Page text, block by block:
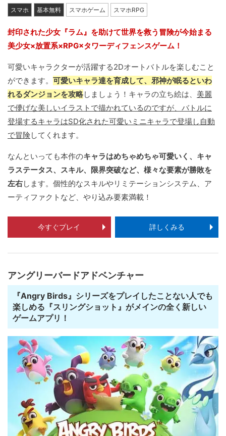
スマホ 基本無料 スマホゲーム スマホRPG
封印された少女『ラム』を助けて世界を救う冒険が今始まる
美少女×放置系×RPG×タワーディフェンスゲーム！
可愛いキャラクターが活躍する2Dオートバトルを楽しむこと
ができます。 可愛いキャラ達を育成して、邪神が眠るといわ
れるダンジョンを攻略しましょう！キャラの立ち絵は、 美麗
で儚げな美しいイラストで描かれているのですが、バトルに
登場するキャラはSD化された可愛いミニキャラで登場し自動
で冒険してくれます。
なんといっても本作のキャラはめちゃめちゃ可愛いく、キャ
ラステータス、スキル、限界突破など、様々な要素が勝敗を
左右します。個性的なスキルやリミテーションシステム、ア
ーティファクトなど、やり込み要素満載！
今すぐプレイ 詳しくみる
アングリーバードアドベンチャー
『Angry Birds』シリーズをプレイしたことない人でも
楽しめる『スリングショット』がメインの全く新しい
ゲームアプリ！